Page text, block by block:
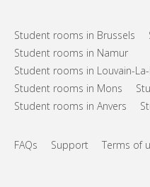
Student rooms in Brussels
Student rooms in Namur
Student rooms in Louvain-
Student rooms in Mons
Student rooms in Anvers
FAQs Support Terms of